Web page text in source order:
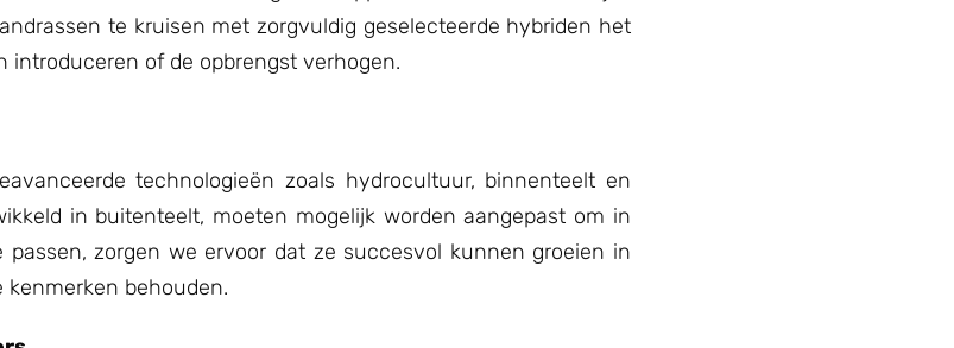
te kruisen met zorgvuldig geselecteerde hybriden het
introduceren of de opbrengst verhogen.
technologieën zoals hydrocultuur, binnenteelt en
in buitenteelt, moeten mogelijk worden aangepast om in
zorgen we ervoor dat ze succesvol kunnen groeien in
behouden.